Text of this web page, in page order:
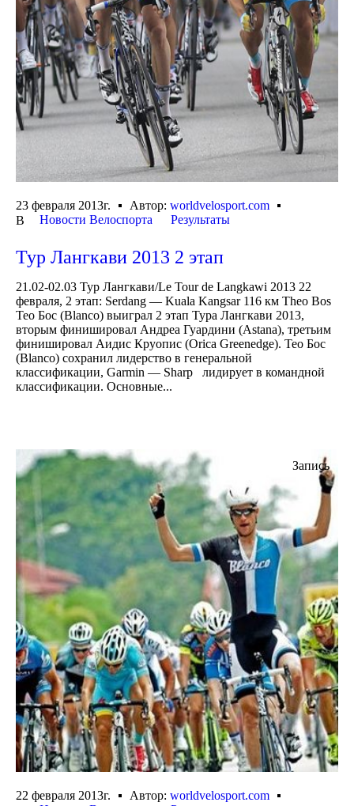
23 февраля 2013г. Автор: worldvelosport.com
В
Новости Велоспорта Результаты
Тур Лангкави 2013 2 этап
21.02-02.03 Тур Лангкави/Le Tour de Langkawi 2013 22
февраля, 2 этап: Serdang — Kuala Kangsar 116 км Theo Bos
Тео Бос (Blanco) выиграл 2 этап Тура Лангкави 2013,
вторым финишировал Андреа Гуардини (Astana), третьим
финишировал Аидис Круопис (Orica Greenedge). Тео Бос
(Blanco) сохранил лидерство в генеральной
классификации, Garmin — Sharp лидирует в командной
классификации. Основные...
Запись
22 февраля 2013г. Автор: worldvelosport.com